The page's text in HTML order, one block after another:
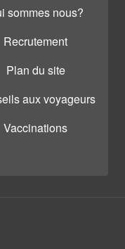
sommes nous?
Recrutement
Plan du site
aux voyageurs
Vaccinations